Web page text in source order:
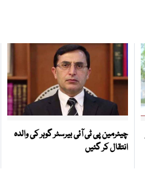
چیئرمین پی ٹی آئی بیرسٹر گوہر کی والدہ
انتقال کر گئیں